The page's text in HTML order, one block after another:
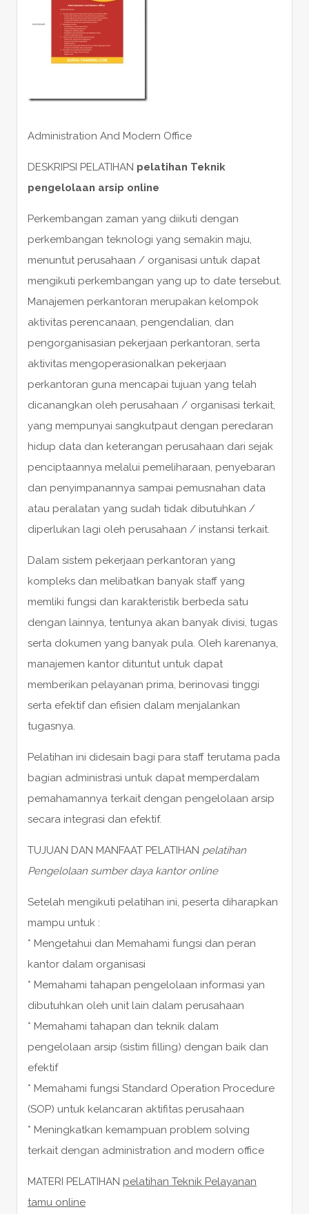
Administration And Modern Office
DESKRIPSI PELATIHAN pelatihan Teknik
pengelolaan arsip online
Perkembangan zaman yang diikuti dengan
perkembangan teknologi yang semakin maju,
menuntut perusahaan / organisasi untuk dapat
mengikuti perkembangan yang up to date tersebut.
Manajemen perkantoran merupakan kelompok
aktivitas perencanaan, pengendalian, dan
pengorganisasian pekerjaan perkantoran, serta
aktivitas mengoperasionalkan pekerjaan
perkantoran guna mencapai tujuan yang telah
dicanangkan oleh perusahaan / organisasi terkait,
yang mempunyai sangkutpaut dengan peredaran
hidup data dan keterangan perusahaan dari sejak
penciptaannya melalui pemeliharaan, penyebaran
dan penyimpanannya sampai pemusnahan data
atau peralatan yang sudah tidak dibutuhkan /
diperlukan lagi oleh perusahaan / instansi terkait.
Dalam sistem pekerjaan perkantoran yang
kompleks dan melibatkan banyak staff yang
memliki fungsi dan karakteristik berbeda satu
dengan lainnya, tentunya akan banyak divisi, tugas
serta dokumen yang banyak pula. Oleh karenanya,
manajemen kantor dituntut untuk dapat
memberikan pelayanan prima, berinovasi tinggi
serta efektif dan efisien dalam menjalankan
tugasnya.
Pelatihan ini didesain bagi para staff terutama pada
bagian administrasi untuk dapat memperdalam
pemahamannya terkait dengan pengelolaan arsip
secara integrasi dan efektif.
TUJUAN DAN MANFAAT PELATIHAN pelatihan
Pengelolaan sumber daya kantor online
Setelah mengikuti pelatihan ini, peserta diharapkan
mampu untuk :
* Mengetahui dan Memahami fungsi dan peran
kantor dalam organisasi
* Memahami tahapan pengelolaan informasi yan
dibutuhkan oleh unit lain dalam perusahaan
* Memahami tahapan dan teknik dalam
pengelolaan arsip (sistim filling) dengan baik dan
efektif
* Memahami fungsi Standard Operation Procedure
(SOP) untuk kelancaran aktifitas perusahaan
* Meningkatkan kemampuan problem solving
terkait dengan administration and modern office
MATERI PELATIHAN pelatihan Teknik Pelayanan
tamu online